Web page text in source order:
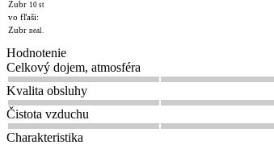
Zubr 10 st
vo fľaši:
Zubr neal.
Hodnotenie
Celkový dojem, atmosféra
Kvalita obsluhy
Čistota vzduchu
Charakteristika